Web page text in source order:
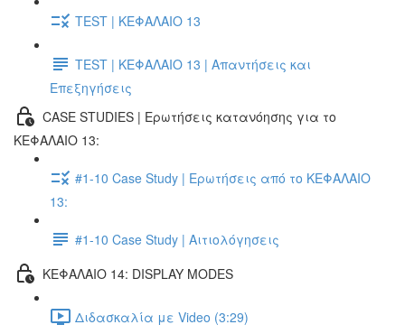
TEST | ΚΕΦΑΛΑΙΟ 13
TEST | ΚΕΦΑΛΑΙΟ 13 | Απαντήσεις και
Επεξηγήσεις
CASE STUDIES | Ερωτήσεις κατανόησης για το
ΚΕΦΑΛΑΙΟ 13:
#1-10 Case Study | Ερωτήσεις από το ΚΕΦΑΛΑΙΟ
13:
#1-10 Case Study | Αιτιολόγησεις
ΚΕΦΑΛΑΙΟ 14: DISPLAY MODES
Διδασκαλία με Video (3:29)